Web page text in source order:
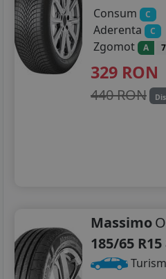
Consum
C
Aderenta C
Zgomot A
329 RON
440 RON
Massimo
185/65 R15